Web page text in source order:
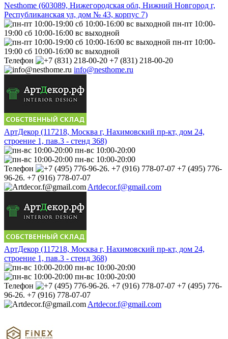
Nesthome (603089, Нижегородская обл, Нижний Новгород г,
Республиканская ул, дом № 43, корпус 7)
пн-пт 10:00-
19:00 сб 10:00-16:00 вс выходной
пн-пт 10:00-
19:00 сб 10:00-16:00 вс выходной
Телефон
+7 (831) 218-00-20
info@nesthome.ru
АртДекор (117218, Москва г, Нахимовский пр-кт, дом 24,
строение 1, пав.3 - стенд 368)
пн-вс 10:00-20:00
пн-вс 10:00-20:00
Телефон
+7 (495) 776-
96-26. +7 (916) 778-07-07
Artdecor.f@gmail.com
АртДекор (117218, Москва г, Нахимовский пр-кт, дом 24,
строение 1, пав.3 - стенд 368)
пн-вс 10:00-20:00
пн-вс 10:00-20:00
Телефон
+7 (495) 776-
96-26. +7 (916) 778-07-07
Artdecor.f@gmail.com